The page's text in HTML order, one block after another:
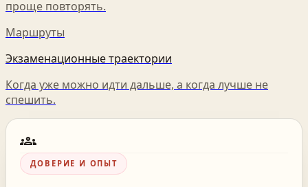
проще повторять.
Маршруты
Экзаменационные траектории
Когда уже можно идти дальше, а когда лучше не
спешить.
groups
ДОВЕРИЕ И ОПЫТ